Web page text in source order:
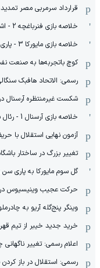
قرارداد سرمربی مصر
خلاصه بازی فنرباغچه 2 - اشتورم گراتس 0
خلاصه بازی مایورکا 3 - پاری سن ژرمن 0
کوچ باتجربه‌ها به صنعت
رسمی: الاتحاد هافبک
شکست غیرمنتظره آرسنال
خلاصه بازی آرسنال 1 - رئال بتیس 3
آزمون نهایی استقلال با
تغییر بزرگ در ساختار
گل سوم مایورکا به پاری
حرکت عجیب وینیسیوس در
وینگر پنج‌گله آریو به
خرید جدید خیبر از تیم
اعلام رسمی: تغییر
رسمی: استقلال در باز